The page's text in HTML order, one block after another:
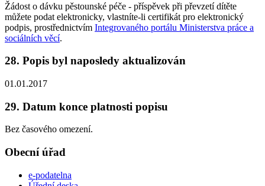
Žádost o dávku pěstounské péče - příspěvek při převzetí dítěte
můžete podat elektronicky, vlastníte-li certifikát pro elektronický
podpis, prostřednictvím Integrovaného portálu Ministerstva práce a
sociálních věcí.
28. Popis byl naposledy aktualizován
01.01.2017
29. Datum konce platnosti popisu
Bez časového omezení.
Obecní úřad
e-podatelna